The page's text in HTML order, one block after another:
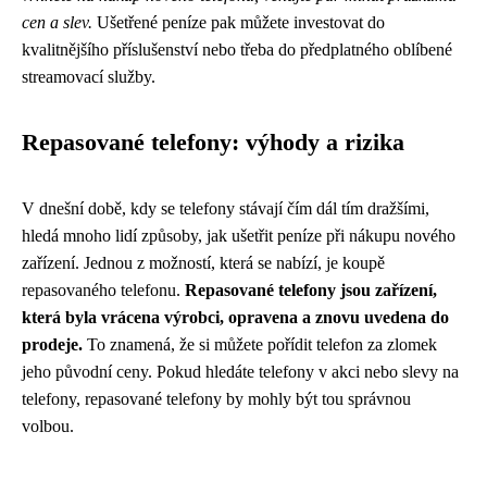
cen a slev. Ušetřené peníze pak můžete investovat do
kvalitnějšího příslušenství nebo třeba do předplatného oblíbené
streamovací služby.
Repasované telefony: výhody a rizika
V dnešní době, kdy se telefony stávají čím dál tím dražšími,
hledá mnoho lidí způsoby, jak ušetřit peníze při nákupu nového
zařízení. Jednou z možností, která se nabízí, je koupě
repasovaného telefonu. Repasované telefony jsou zařízení,
která byla vrácena výrobci, opravena a znovu uvedena do
prodeje. To znamená, že si můžete pořídit telefon za zlomek
jeho původní ceny. Pokud hledáte telefony v akci nebo slevy na
telefony, repasované telefony by mohly být tou správnou
volbou.